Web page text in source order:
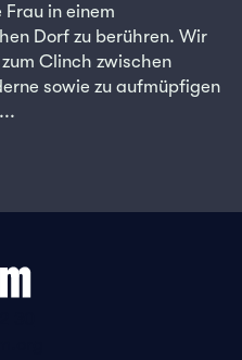
in einem
Dorf zu berühren. Wir
Clinch zwischen
sowie zu aufmüpfigen